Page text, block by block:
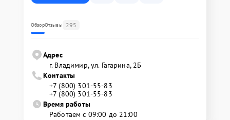
ОбзорОтзывы 295
Адрес
г. Владимир, ул. Гагарина, 2Б
Контакты
+7 (800) 301-55-83
+7 (800) 301-55-83
Время работы
Работаем с 09:00 до 21:00